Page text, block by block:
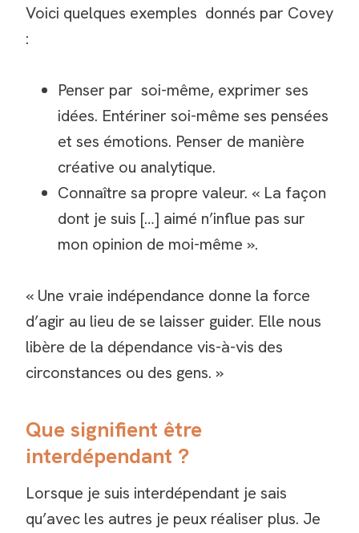
Voici quelques exemples donnés par Covey
:
Penser par soi-même, exprimer ses
idées. Entériner soi-même ses pensées
et ses émotions. Penser de manière
créative ou analytique.
Connaître sa propre valeur. « La façon
dont je suis […] aimé n’influe pas sur
mon opinion de moi-même ».
« Une vraie indépendance donne la force
d’agir au lieu de se laisser guider. Elle nous
libère de la dépendance vis-à-vis des
circonstances ou des gens. »
Que signifient être
interdépendant ?
Lorsque je suis interdépendant je sais
qu’avec les autres je peux réaliser plus. Je